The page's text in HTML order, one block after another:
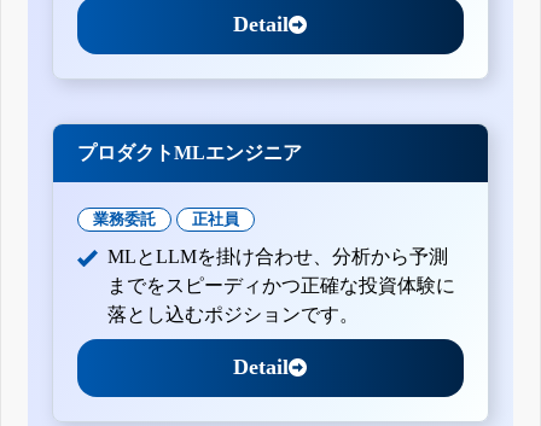
Detail
プロダクトMLエンジニア
業務委託 正社員
MLとLLMを掛け合わせ、分析から予測
までをスピーディかつ正確な投資体験に
落とし込むポジションです。
Detail